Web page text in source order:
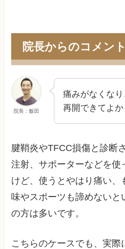
院長からのコメント
院長：飯田
痛みがなくな
再開できてよ
腱鞘炎やTFCC損傷と診断
注射、サポーターなどを使
けど、使うとやはり痛い、
味やスポーツも諦めないと
の方は多いです。
こちらのケースでも、実際